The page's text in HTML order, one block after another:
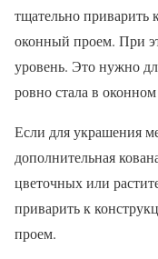
тщательно приварить
оконный проем. При
уровень. Это нужно
ровно стала в
Если для украшения
дополнительная
цветочных или
приварить к
проем.